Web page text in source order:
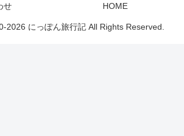
せ
HOME
2026 にっぽん旅行記 All Rights Reserved.